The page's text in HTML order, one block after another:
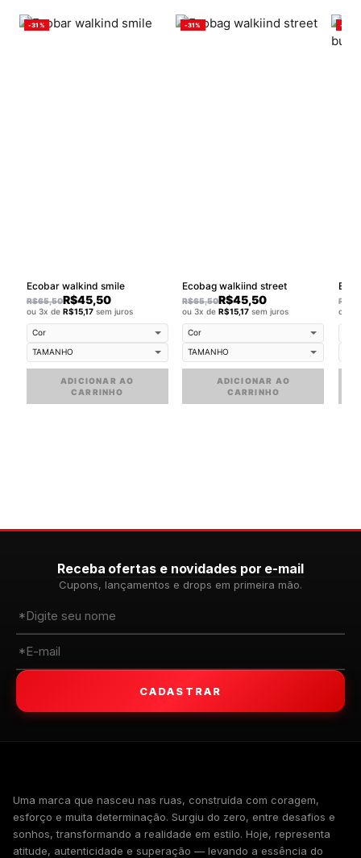
-31%
Ecobar walkind smile
R$65,50R$45,50
ou 3x de R$15,17sem juros
ADICIONAR AO
CARRINHO
-31%
Ecobag walkiind street
R$65,50R$45,50
ou 3x deR$15,17 sem juros
ADICIONAR AO
CARRINHO
-31%
R$
ou
Receba ofertas e novidades por e-mail
Cupons, lançamentos e drops em primeira mão.
CADASTRAR
Uma marca que nasceu nas ruas, construída com coragem,
esforço e muita determinação. Surgiu do zero, entre desafios e
sonhos, transformando a realidade em estilo. Hoje, representa
atitude, autenticidade e superação — levando a essência do